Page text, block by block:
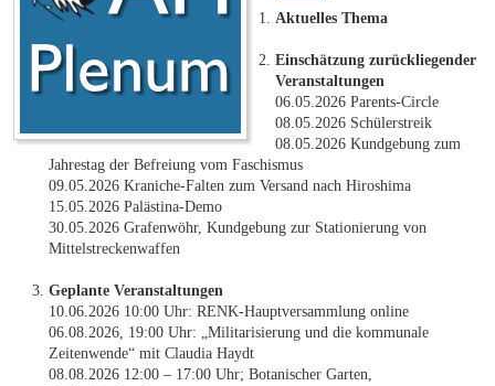
Aktuelles Thema
Einschätzung zurückliegender
Veranstaltungen
06.05.2026 Parents-Circle
08.05.2026 Schülerstreik
08.05.2026 Kundgebung zum
Jahrestag der Befreiung vom Faschismus
09.05.2026 Kraniche-Falten zum Versand nach Hiroshima
15.05.2026 Palästina-Demo
30.05.2026 Grafenwöhr, Kundgebung zur Stationierung von
Mittelstreckenwaffen
Geplante Veranstaltungen
10.06.2026 10:00 Uhr: RENK-Hauptversammlung online
06.08.2026, 19:00 Uhr: „Militarisierung und die kommunale
Zeitenwende“ mit Claudia Haydt
08.08.2026 12:00 – 17:00 Uhr; Botanischer Garten,